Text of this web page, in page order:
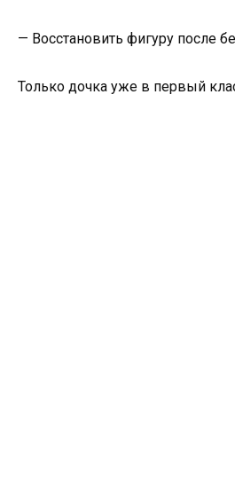
— Восстановить фигуру после
Только дочка уже в первый